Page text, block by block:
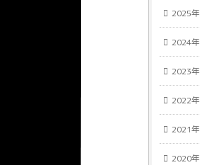
2025年
2024年
2023年
2022年
2021年
2020年